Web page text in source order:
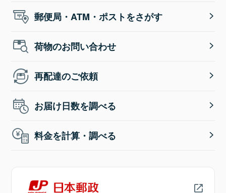
郵便局・ATM・ポストをさがす
荷物のお問い合わせ
再配達のご依頼
お届け日数を調べる
料金を計算・調べる